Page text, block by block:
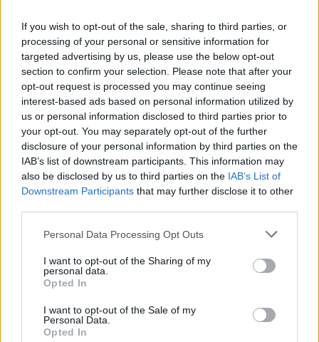
If you wish to opt-out of the sale, sharing to third parties, or
processing of your personal or sensitive information for
targeted advertising by us, please use the below opt-out
section to confirm your selection. Please note that after your
opt-out request is processed you may continue seeing
interest-based ads based on personal information utilized by
us or personal information disclosed to third parties prior to
your opt-out. You may separately opt-out of the further
disclosure of your personal information by third parties on the
IAB’s list of downstream participants. This information may
also be disclosed by us to third parties on the IAB’s List of
Downstream Participants that may further disclose it to other
Personal Data Processing Opt Outs
I want to opt-out of the Sharing of my
personal data.
Opted In
I want to opt-out of the Sale of my
Personal Data.
Opted In
labākie vēdera speciālisti!
Ko darīt, ja kuņģis iekaisis un ir atvilnis?
Kā attīrīt aknas?
Kāpēc rodas žultsakmeņi?
Ko ēst, ja žultspūšļa vairs nav?
Pazīmes, ja iekaisusi aklā zarna.
Ko darīt, lai vēderā nav tik daudz gāzu?
Rīcības plāns, ja ir caureja.
Aizcietējumi un citas grūtības pakakāt.
Kā jāveic zarnu vēža skrīninga tests?
Seko mums
Nepalaid garām akcijas un jaunumus